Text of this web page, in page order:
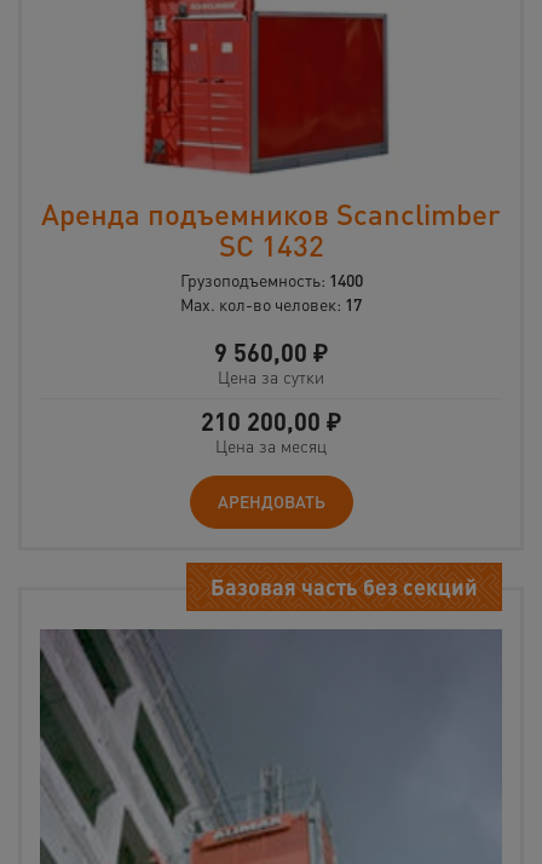
Аренда подъемников Scanclimber
SC 1432
Грузоподъемность: 1400
Max. кол-во человек: 17
9 560,00 ₽
Цена за сутки
210 200,00 ₽
Цена за месяц
АРЕНДОВАТЬ
Базовая часть без секций